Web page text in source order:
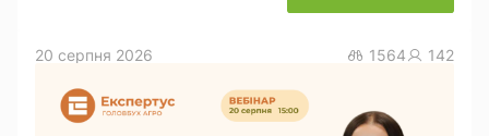
20 серпня 2026 1564 142